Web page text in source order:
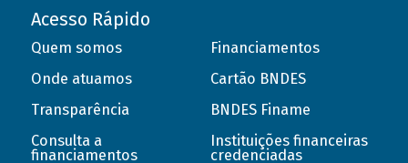
Acesso Rápido
Quem somos
Onde atuamos
Transparência
Consulta a
financiamentos
Financiamentos
Cartão BNDES
BNDES Finame
Instituições financeiras
credenciadas